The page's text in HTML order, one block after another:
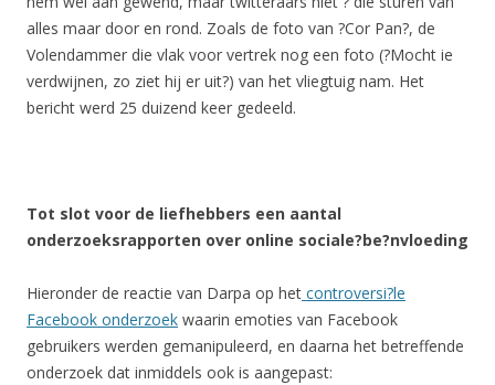
alles maar door en rond. Zoals de foto van ?Cor Pan?, de
Volendammer die vlak voor vertrek nog een foto (?Mocht ie
verdwijnen, zo ziet hij er uit?) van het vliegtuig nam. Het
bericht werd 25 duizend keer gedeeld.
Tot slot voor de liefhebbers een aantal
onderzoeksrapporten over online sociale?be?nvloeding
Hieronder de reactie van Darpa op het controversi?le
Facebook onderzoek waarin emoties van Facebook
gebruikers werden gemanipuleerd, en daarna het betreffende
onderzoek dat inmiddels ook is aangepast: